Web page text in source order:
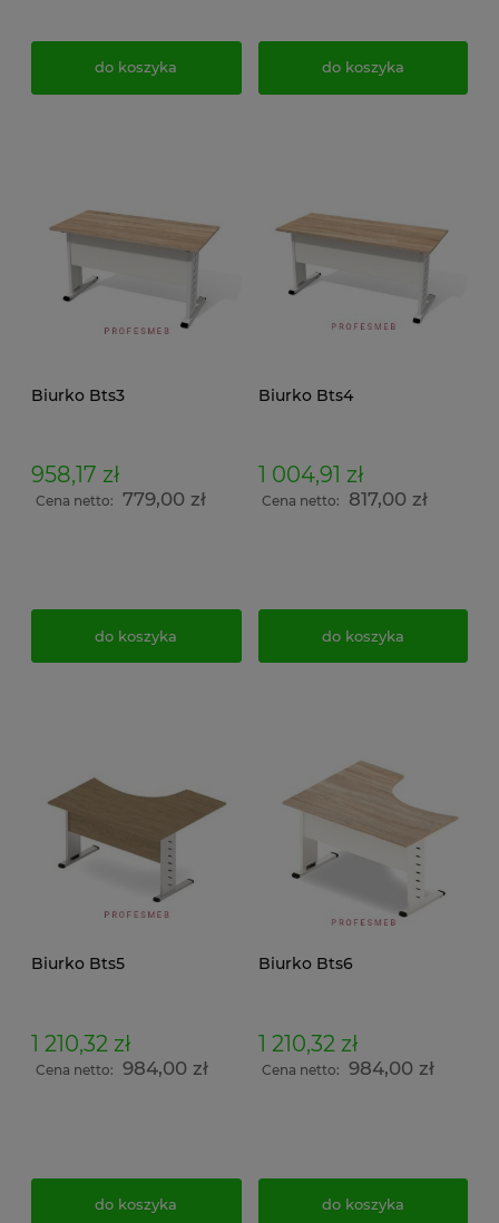
do koszyka do koszyka
Biurko Bts3
958,17 zł
Cena netto: 779,00 zł
do koszyka
Biurko Bts4
1 004,91 zł
Cena netto: 817,00 zł
do koszyka
Biurko Bts5
1 210,32 zł
Cena netto: 984,00 zł
do koszyka
Biurko Bts6
1 210,32 zł
Cena netto: 984,00 zł
do koszyka